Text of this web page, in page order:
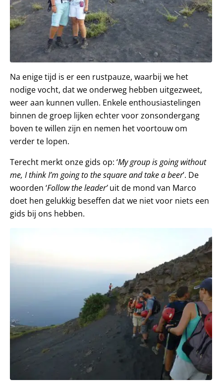
Na enige tijd is er een rustpauze, waarbij we het
nodige vocht, dat we onderweg hebben uitgezweet,
weer aan kunnen vullen. Enkele enthousiastelingen
binnen de groep lijken echter voor zonsondergang
boven te willen zijn en nemen het voortouw om
verder te lopen.
Terecht merkt onze gids op: ‘My group is going without
me, I think I’m going to the square and take a beer’. De
woorden ‘Follow the leader’uit de mond van Marco
doet hen gelukkig beseffen dat we niet voor niets een
gids bij ons hebben.